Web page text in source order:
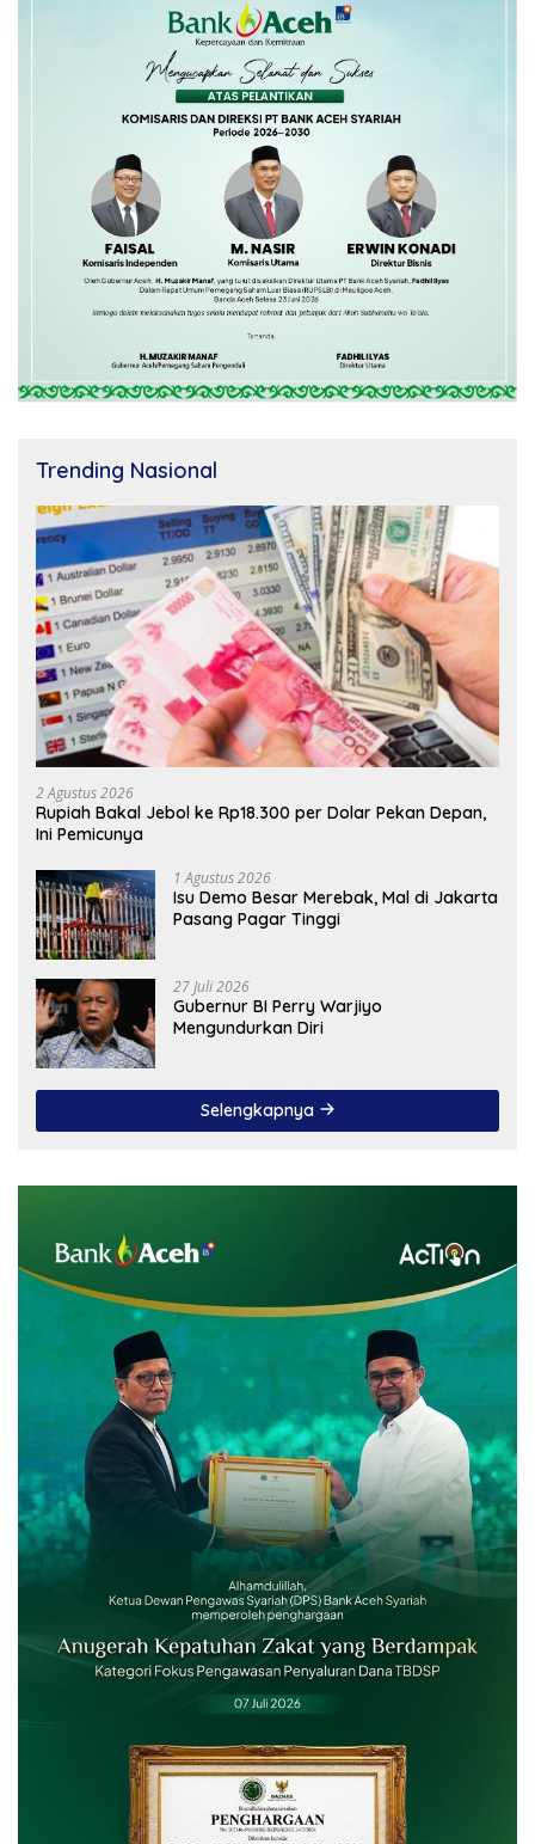
Trending Nasional
2 Agustus 2026
Rupiah Bakal Jebol ke Rp18.300 per Dolar Pekan Depan,
Ini Pemicunya
1 Agustus 2026
Isu Demo Besar Merebak, Mal di Jakarta
Pasang Pagar Tinggi
27 Juli 2026
Gubernur BI Perry Warjiyo
Mengundurkan Diri
Selengkapnya